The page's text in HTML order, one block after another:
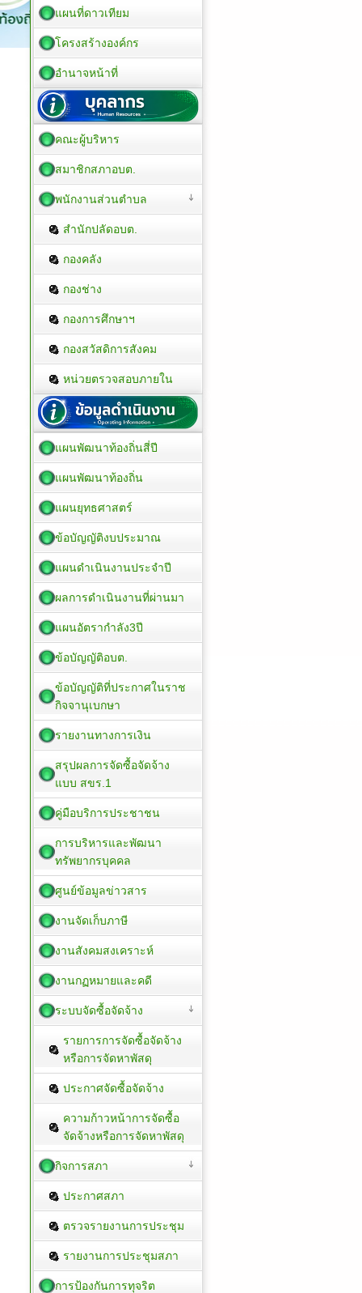
แผนที่ดาวเทียม
โครงสร้างองค์กร
อำนาจหน้าที่
คณะผู้บริหาร
สมาชิกสภาอบต.
พนักงานส่วนตำบล
สำนักปลัดอบต.
กองคลัง
กองช่าง
กองการศึกษาฯ
กองสวัสดิการสังคม
หน่วยตรวจสอบภายใน
แผนพัฒนาท้องถิ่นสี่ปี
แผนพัฒนาท้องถิ่น
แผนยุทธศาสตร์
ข้อบัญญัติงบประมาณ
แผนดำเนินงานประจำปี
ผลการดำเนินงานที่ผ่านมา
แผนอัตรากำลัง3ปี
ข้อบัญญัติอบต.
ข้อบัญญัติที่ประกาศในราช
กิจจานุเบกษา
รายงานทางการเงิน
สรุปผลการจัดซื้อจัดจ้าง
แบบ สขร.1
คู่มือบริการประชาชน
การบริหารและพัฒนา
ทรัพยากรบุคคล
ศูนย์ข้อมูลข่าวสาร
งานจัดเก็บภาษี
งานสังคมสงเคราะห์
งานกฏหมายและคดี
ระบบจัดซื้อจัดจ้าง
รายการการจัดซื้อจัดจ้าง
หรือการจัดหาพัสดุ
ประกาศจัดซื้อจัดจ้าง
ความก้าวหน้าการจัดซื้อ
จัดจ้างหรือการจัดหาพัสดุ
กิจการสภา
ประกาศสภา
ตรวจรายงานการประชุม
รายงานการประชุมสภา
การป้องกันการทุจริต